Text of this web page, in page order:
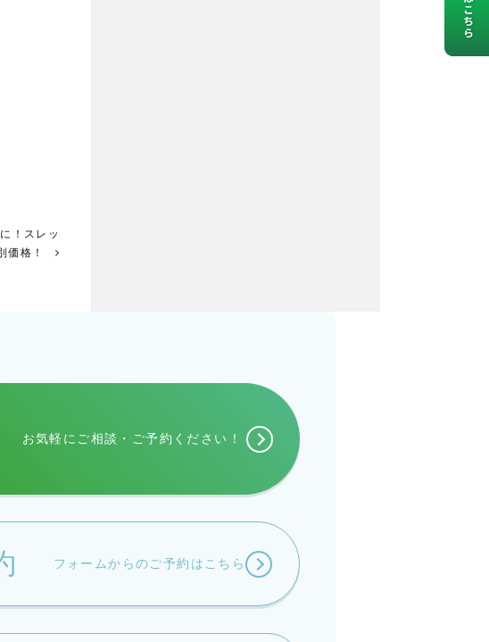
！スレッ
価格！
お気軽にご相談・ ご予約ください！
フォームからのご予約はこちら